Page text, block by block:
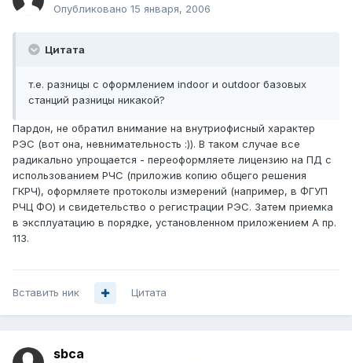
Опубликовано 15 января, 2006
Цитата
т.е. разницы с оформлением indoor и outdoor базовых
станций разницы никакой?
Пардон, не обратил внимание на внутриофисный характер
РЭС (вот она, невнимательность :)). В таком случае все
радикально упрощается - переоформляете лицензию на ПД с
использованием РЧС (приложив копию общего решения
ГКРЧ), оформляете протоколы измерений (например, в ФГУП
РЧЦ ФО) и свидетельство о регистрации РЭС. Затем приемка
в эксплуатацию в порядке, установленном приложением А пр.
113.
Вставить ник Цитата
sbca